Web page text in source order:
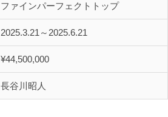
ファインパーフェクトトップ
2025.3.21～2025.6.21
¥44,500,000
長谷川昭人